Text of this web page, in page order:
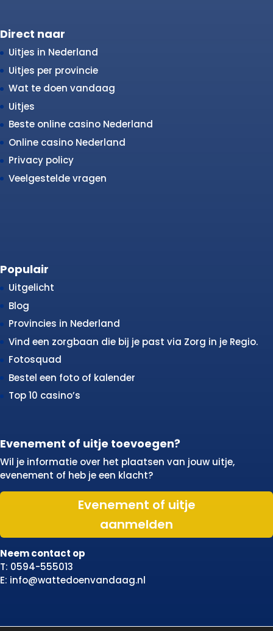
Direct naar
Uitjes in Nederland
Uitjes per provincie
Wat te doen vandaag
Uitjes
Beste online casino Nederland
Online casino Nederland
Privacy policy
Veelgestelde vragen
Populair
Uitgelicht
Blog
Provincies in Nederland
Vind een zorgbaan die bij je past via Zorg in je Regio.
Fotosquad
Bestel een foto of kalender
Top 10 casino’s
Evenement of uitje toevoegen?
Wil je informatie over het plaatsen van jouw uitje,
evenement of heb je een klacht?
Evenement of uitje
aanmelden
Neem contact op
T: 0594-555013
E: info@wattedoenvandaag.nl